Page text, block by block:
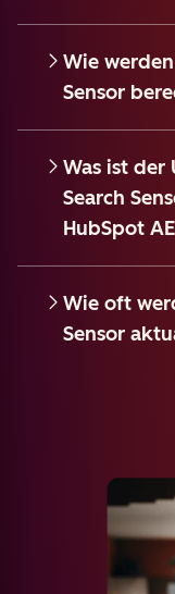
Wie
Sensor
Was ist der
Search
HubSpot
Wie oft
Sensor